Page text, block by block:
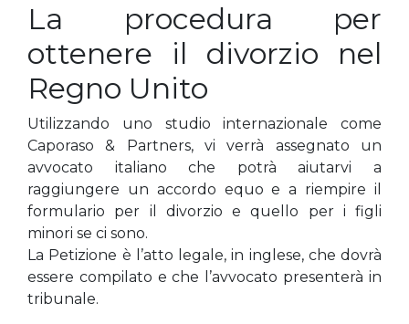
La procedura per
ottenere il divorzio nel
Regno Unito
Utilizzando uno studio internazionale come
Caporaso & Partners, vi verrà assegnato un
avvocato italiano che potrà aiutarvi a
raggiungere un accordo equo e a riempire il
formulario per il divorzio e quello per i figli
minori se ci sono.
La Petizione è l’atto legale, in inglese, che dovrà
essere compilato e che l’avvocato presenterà in
tribunale.